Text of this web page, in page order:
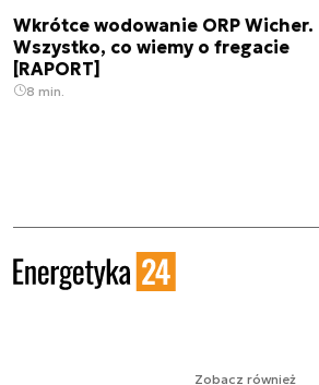
Wkrótce wodowanie ORP Wicher.
Wszystko, co wiemy o fregacie
[RAPORT]
8 min.
Zobacz również